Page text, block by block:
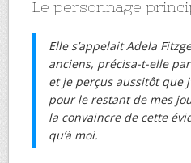
Le personnage
Elle s’appelait Adela
anciens, précisa-t-elle
et je perçus aussitôt que
pour le restant de mes
la convaincre de cette
qu’à moi.